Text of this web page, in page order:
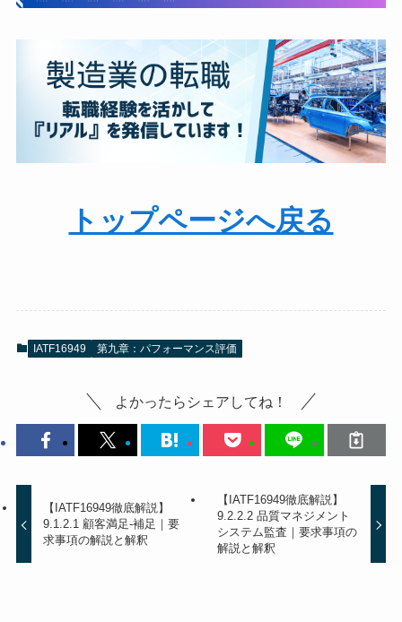
トップページへ戻る
IATF16949 第九章：パフォーマンス評価
よかったらシェアしてね！
【IATF16949徹底解説】
9.1.2.1 顧客満足-補足｜要
求事項の解説と解釈
【IATF16949徹底解説】
9.2.2.2 品質マネジメント
システム監査｜要求事項の
解説と解釈